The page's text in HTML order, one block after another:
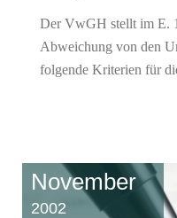
Der VwGH stellt im E.
Abweichung von den
folgende Kriterien für
November
2002